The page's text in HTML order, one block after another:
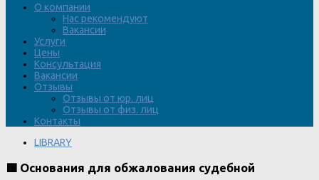
О компании
Нас рекомендуют
Вакансии
Услуги
Цены
Консультация
Вакансии
Отзывы
Отзывы от юр. лиц
Отзывы от физ. лиц
Контакты
LIBRARY
🟩 Основания для обжалования судебной